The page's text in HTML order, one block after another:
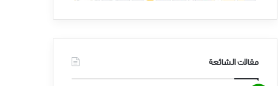
مقالات الشائعة